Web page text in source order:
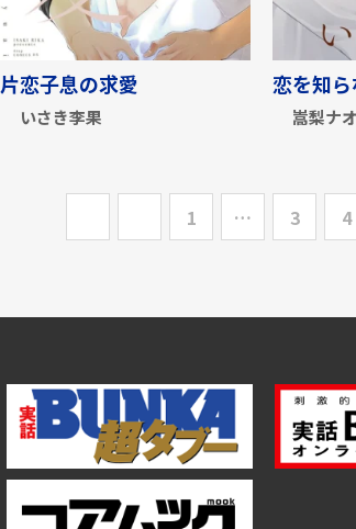
片恋子息の求愛
いさき李果
恋を知
嵩梨ナ
1 … 3 4